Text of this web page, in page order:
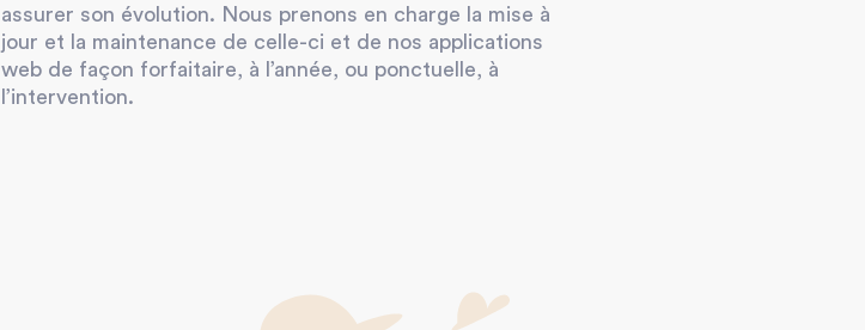
assurer son évolution. Nous prenons en charge la mise à
jour et la maintenance de celle-ci et de nos applications
web de façon forfaitaire, à l’année, ou ponctuelle, à
l’intervention.